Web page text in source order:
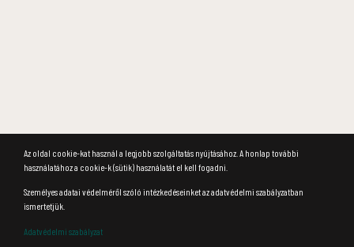
Az oldal cookie-kat használ a legjobb szolgáltatás nyújtásához. A honlap további
használatához a cookie-k (sütik) használatát el kell fogadni.
Személyes adatai védelméről szóló intézkedéseinket az adatvédelmi szabályzatban
ismertetjük.
Adatvédelmi szabályzat